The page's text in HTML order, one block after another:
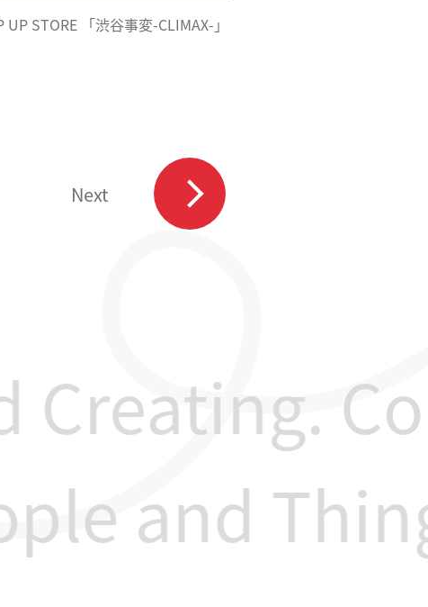
STORE 「渋谷事変-CLIMAX-」
Next
and